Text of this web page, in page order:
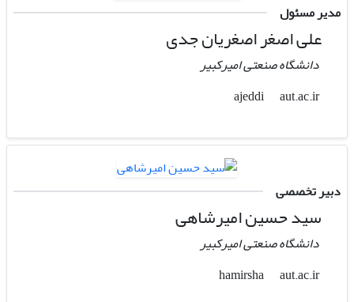
مدیر مسئول
علی اصغر اصغریان جدی
دانشگاه صنعتی امیرکبیر
ajeddi
aut.ac.ir
دبیر تخصصی
سید حسین امیرشاهی
دانشگاه صنعتی امیرکبیر
hamirsha
aut.ac.ir